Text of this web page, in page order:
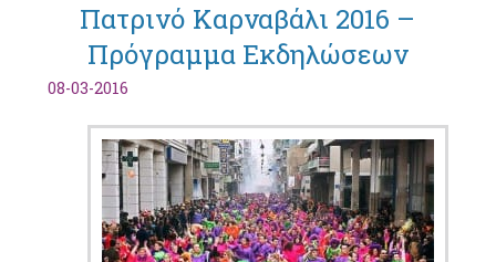
Πατρινό Καρναβάλι 2016 –
Πρόγραμμα Εκδηλώσεων
08-03-2016